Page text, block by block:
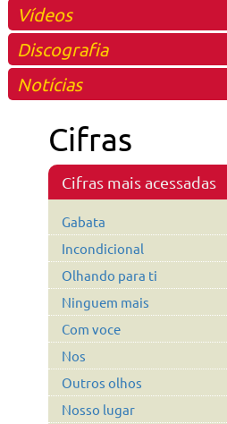
Vídeos
Discografia
Notícias
Cifras
Cifras mais acessadas
Gabata
Incondicional
Olhando para ti
Ninguem mais
Com voce
Nos
Outros olhos
Nosso lugar